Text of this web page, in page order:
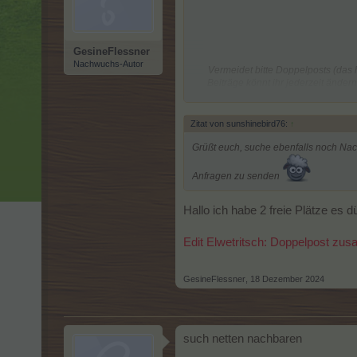
GesineFlessner
Nachwuchs-Autor
Wenn Ihr auf einen Beitrag
Der Button "Melden" ist nicht
Wenn
Zitat von sunshinebird76: ↑
Grüßt euch, suche ebenfalls noch
Anfragen zu senden
Hallo ich habe 2 freie Plätze es
Edit Elwetritsch: Doppelpost
GesineFlessner
18 Dezember 2024
such netten nachbaren